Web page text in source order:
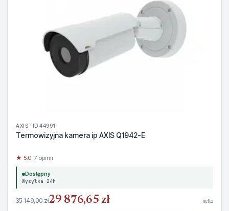
AXIS · ID 44991
Termowizyjna kamera ip AXIS Q1942-E
★ 5.0· 7 opinii
Dostępny
Wysyłka 24h
35 149,00 zł29 876,65 zł netto